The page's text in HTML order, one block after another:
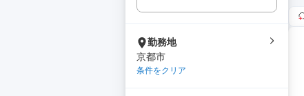
勤務地
京都市
条件をクリア